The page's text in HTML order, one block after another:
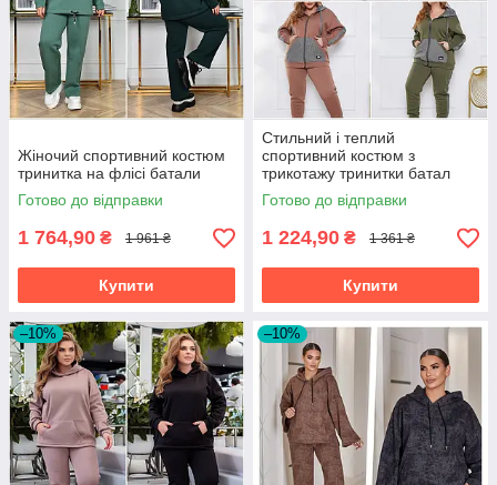
Жіночий спортивний костюм
тринитка на флісі батали
Готово до відправки
1 764,90 ₴ 1 961 ₴
Купити
Стильний і теплий
спортивний костюм з
трикотажу тринитки батал
Готово до відправки
1 224,90 ₴ 1 361 ₴
Купити
–10% –10%